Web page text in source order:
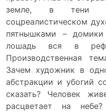
земле, в тени
соцреалистическом
пятнышками –
лошадь вся в
Производственная
Зачем художник в
абстракции и убогий
сказать? Человек
расцветает на